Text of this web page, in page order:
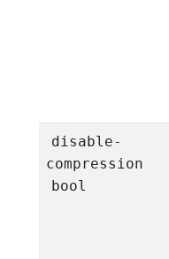
disable-
compression
bool